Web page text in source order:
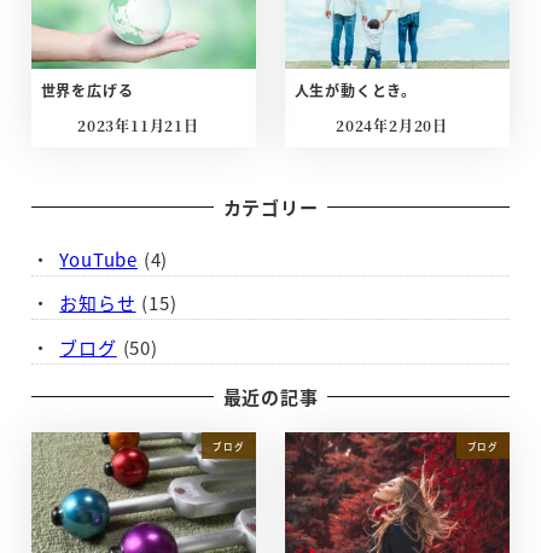
世界を広げる
投稿日
2023年11月21日
人生が動くとき。
投稿日
2024年2月20日
カテゴリー
YouTube (4)
お知らせ (15)
ブログ (50)
最近の記事
ブログ ブログ